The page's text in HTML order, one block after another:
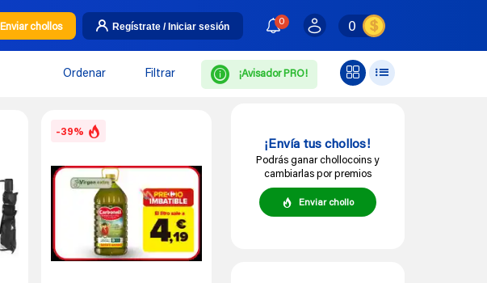
Enviar chollos Regístrate / Iniciar sesión 0 0
Ordenar Filtrar ¡Avisador PRO!
-39%
¡Envía tus chollos!
Podrás ganar chollocoins y
cambiarlas por premios
Enviar chollo